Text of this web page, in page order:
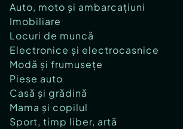
Auto, moto și ambarcațiuni
Imobiliare
Locuri de muncă
Electronice și electrocasnice
Modă și frumusețe
Piese auto
Casă și grădină
Mama și copilul
Sport, timp liber, artă